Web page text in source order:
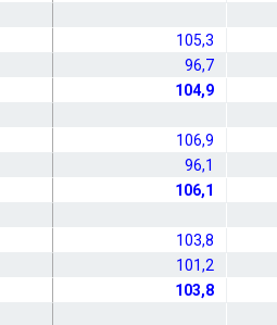
105,3
96,7
104,9
106,9
96,1
106,1
103,8
101,2
103,8